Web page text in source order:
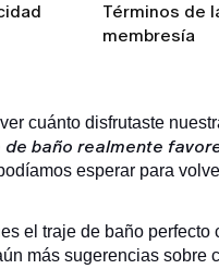
Términos de
membresía
cuánto disfrutaste
de baño realmente
esperar para
el traje de baño perfecto
más sugerencias sobre
Haz el test de estilo